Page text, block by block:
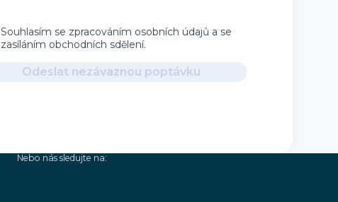
Souhlasím se zpracováním osobních údajů a se
zasíláním obchodních sdělení.
Odeslat nezávaznou poptávku
Nebo nás sledujte na: